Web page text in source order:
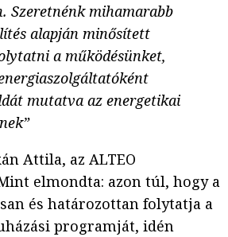
Szeretnénk mihamarabb
alapján minősített
a működésünket,
mutatva az energetikai
Attila, az ALTEO
elmondta: azon túl, hogy a
és határozottan folytatja a
programját, idén